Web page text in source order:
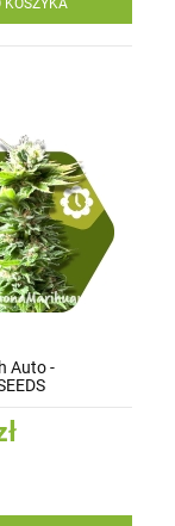
Auto -